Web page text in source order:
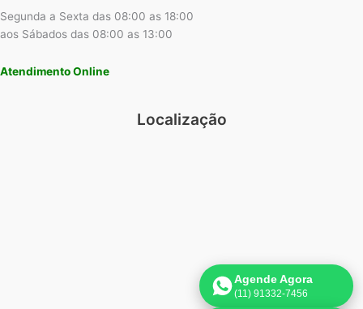
Segunda a Sexta das 08:00 as 18:00
aos Sábados das 08:00 as 13:00
Atendimento Online
Localização
Agende Agora
(11) 91332-7456